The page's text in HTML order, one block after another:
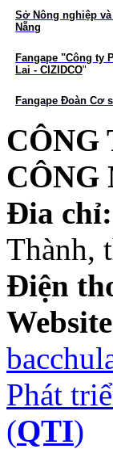
Sở Nông nghiệp
Nẵng
Fangape "Công ty
Lai - CIZIDCO"
Fangape Đoàn Cơ
CÔNG
CÔNG
Đia chỉ:
Thành,
Điện
Phát
(QTI)